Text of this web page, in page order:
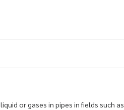
or gases in pipes in fields such